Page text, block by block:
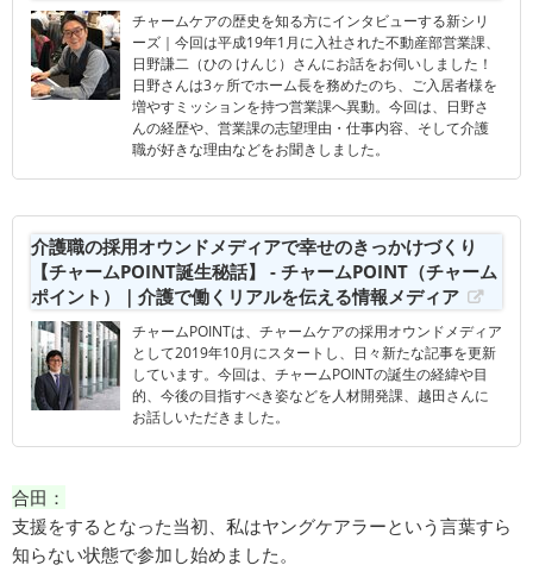
チャームケアの歴史を知る方にインタビューする新シリ
ーズ｜今回は平成19年1月に入社された不動産部営業課、
日野謙二（ひの けんじ）さんにお話をお伺いしました！
日野さんは3ヶ所でホーム長を務めたのち、ご入居者様を
増やすミッションを持つ営業課へ異動。今回は、日野さ
んの経歴や、営業課の志望理由・仕事内容、そして介護
職が好きな理由などをお聞きしました。
介護職の採用オウンドメディアで幸せのきっかけづくり
【チャームPOINT誕生秘話】 - チャームPOINT（チャーム
ポイント）｜介護で働くリアルを伝える情報メディア
チャームPOINTは、チャームケアの採用オウンドメディア
として2019年10月にスタートし、日々新たな記事を更新
しています。今回は、チャームPOINTの誕生の経緯や目
的、今後の目指すべき姿などを人材開発課、越田さんに
お話しいただきました。
合田：
支援をするとなった当初、私はヤングケアラーという言葉すら
知らない状態で参加し始めました。